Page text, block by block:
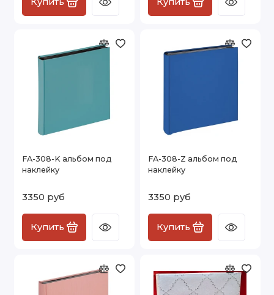
FA-308-K альбом под
наклейку
3350 руб
Купить
FA-308-Z альбом под
наклейку
3350 руб
Купить